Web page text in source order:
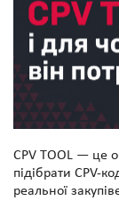
CPV TOOL — це
підібрати CPV-
реальної